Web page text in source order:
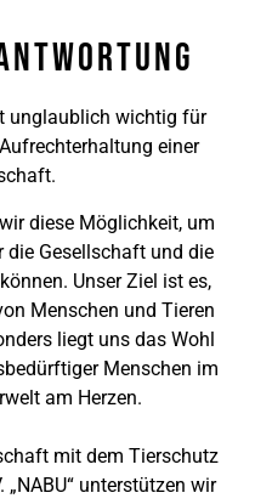
unglaublich wichtig für
einer
diese Möglichkeit, um
Gesellschaft und die
Unser Ziel ist es,
Menschen und Tieren
liegt uns das Wohl
Menschen im
am Herzen.
mit dem Tierschutz
unterstützen wir